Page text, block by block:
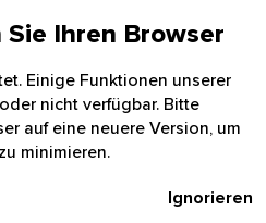
Ihren Browser
Einige Funktionen unserer
nicht verfügbar. Bitte
auf eine neuere Version, um
minimieren.
Ignorieren